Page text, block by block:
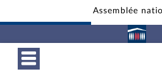
Aller en bas de la pageAssemblée